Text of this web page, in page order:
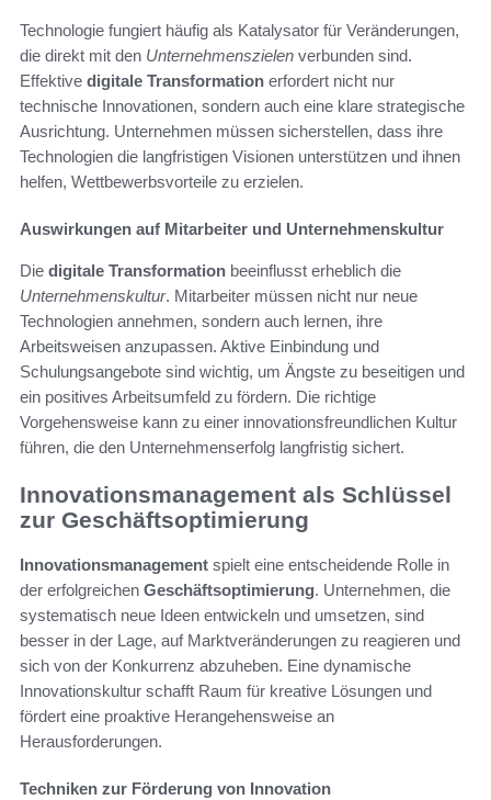
Technologie fungiert häufig als Katalysator für Veränderungen,
die direkt mit den Unternehmenszielen verbunden sind.
Effektive digitale Transformation erfordert nicht nur
technische Innovationen, sondern auch eine klare strategische
Ausrichtung. Unternehmen müssen sicherstellen, dass ihre
Technologien die langfristigen Visionen unterstützen und ihnen
helfen, Wettbewerbsvorteile zu erzielen.
Auswirkungen auf Mitarbeiter und Unternehmenskultur
Die digitale Transformation beeinflusst erheblich die
Unternehmenskultur. Mitarbeiter müssen nicht nur neue
Technologien annehmen, sondern auch lernen, ihre
Arbeitsweisen anzupassen. Aktive Einbindung und
Schulungsangebote sind wichtig, um Ängste zu beseitigen und
ein positives Arbeitsumfeld zu fördern. Die richtige
Vorgehensweise kann zu einer innovationsfreundlichen Kultur
führen, die den Unternehmenserfolg langfristig sichert.
Innovationsmanagement als Schlüssel
zur Geschäftsoptimierung
Innovationsmanagement spielt eine entscheidende Rolle in
der erfolgreichen Geschäftsoptimierung. Unternehmen, die
systematisch neue Ideen entwickeln und umsetzen, sind
besser in der Lage, auf Marktveränderungen zu reagieren und
sich von der Konkurrenz abzuheben. Eine dynamische
Innovationskultur schafft Raum für kreative Lösungen und
fördert eine proaktive Herangehensweise an
Herausforderungen.
Techniken zur Förderung von Innovation